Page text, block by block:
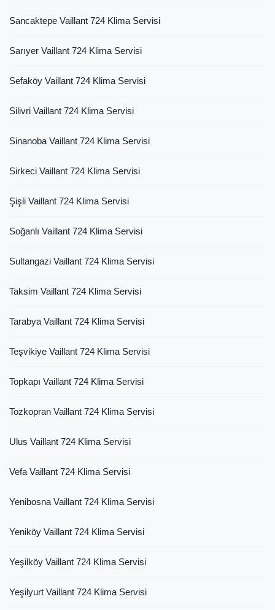
Sancaktepe Vaillant 724 Klima Servisi
Sarıyer Vaillant 724 Klima Servisi
Sefaköy Vaillant 724 Klima Servisi
Silivri Vaillant 724 Klima Servisi
Sinanoba Vaillant 724 Klima Servisi
Sirkeci Vaillant 724 Klima Servisi
Şişli Vaillant 724 Klima Servisi
Soğanlı Vaillant 724 Klima Servisi
Sultangazi Vaillant 724 Klima Servisi
Taksim Vaillant 724 Klima Servisi
Tarabya Vaillant 724 Klima Servisi
Teşvikiye Vaillant 724 Klima Servisi
Topkapı Vaillant 724 Klima Servisi
Tozkopran Vaillant 724 Klima Servisi
Ulus Vaillant 724 Klima Servisi
Vefa Vaillant 724 Klima Servisi
Yenibosna Vaillant 724 Klima Servisi
Yeniköy Vaillant 724 Klima Servisi
Yeşilköy Vaillant 724 Klima Servisi
Yeşilyurt Vaillant 724 Klima Servisi